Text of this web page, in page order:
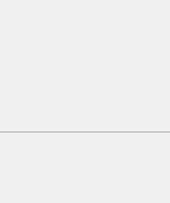
بموزّع فورد المحلي للحصول على أحدث